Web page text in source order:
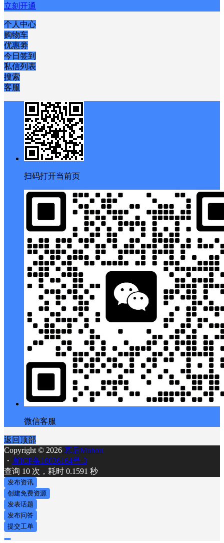
立刻开通
个人中心
购物车
优惠劵
今日签到
私信列表
搜索
客服
扫码打开当前页
微信客服
返回顶部
Copyright © 2026 幕后Muhou
・ 冀ICP备18036164号-3
查询 10 次，耗时 0.1591 秒
发布资讯
创建免费资源
发表话题
发布问答
提交工单